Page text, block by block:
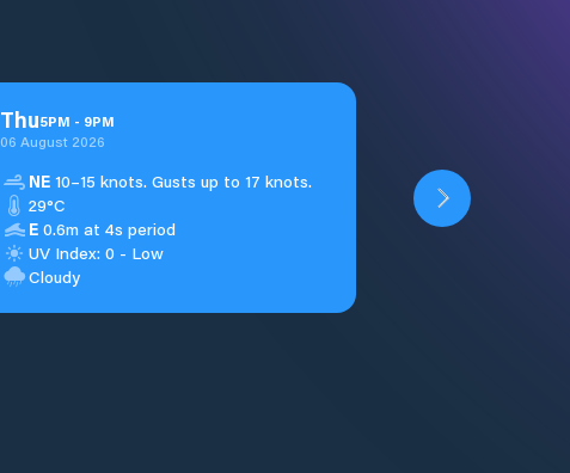
Thu5PM - 9PM
06 August 2026
NE 10–15 knots. Gusts up to 17 knots.
29°C
E 0.6m at 4s period
UV Index: 0 - Low
Cloudy